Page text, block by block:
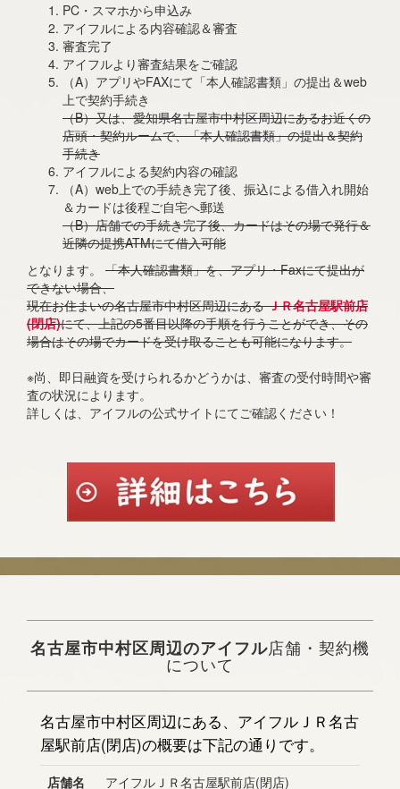
PC・スマホから申込み
アイフルによる内容確認＆審査
審査完了
アイフルより審査結果をご確認
（A）アプリやFAXにて「本人確認書類」の提出＆web
上で契約手続き
（B）又は、愛知県名古屋市中村区周辺にあるお近くの
店頭・契約ルームで、「本人確認書類」の提出＆契約
手続き
アイフルによる契約内容の確認
（A）web上での手続き完了後、振込による借入れ開始
＆カードは後程ご自宅へ郵送
（B）店舗での手続き完了後、カードはその場で発行＆
近隣の提携ATMにて借入可能
となります。 「本人確認書類」を、アプリ・Faxにて提出が
できない場合、
現在お住まいの名古屋市中村区周辺にあるＪＲ名古屋駅前店
(閉店)にて、上記の5番目以降の手順を行うことができ、その
場合はその場でカードを受け取ることも可能になります。
※尚、即日融資を受けられるかどうかは、審査の受付時間や審
査の状況によります。
詳しくは、アイフルの公式サイトにてご確認ください！
名古屋市中村区周辺のアイフル店舗・契約機
について
名古屋市中村区周辺にある、アイフルＪＲ名古
屋駅前店(閉店)の概要は下記の通りです。
店舗名
アイフルＪＲ名古屋駅前店(閉店)